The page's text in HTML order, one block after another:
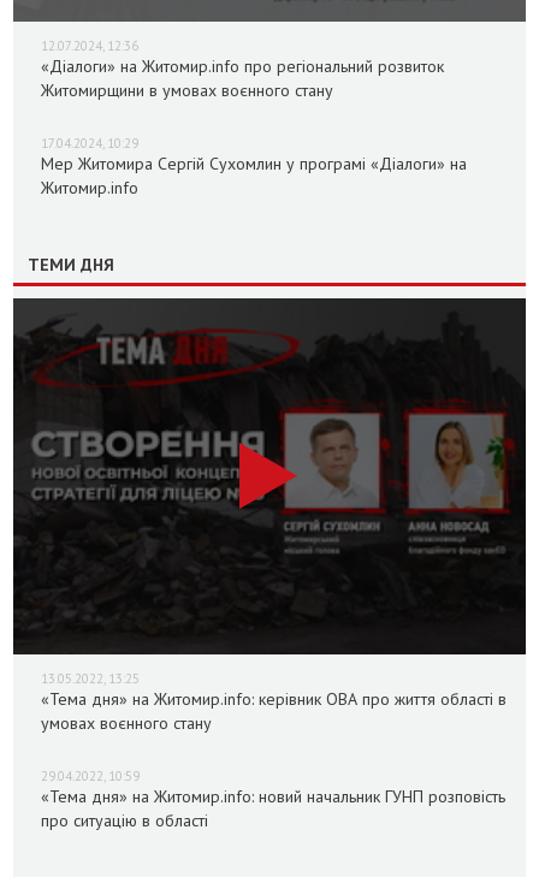
12.07.2024, 12:36
«Діалоги» на Житомир.info про регіональний розвиток
Житомирщини в умовах воєнного стану
17.04.2024, 10:29
Мер Житомира Сергій Сухомлин у програмі «Діалоги» на
Житомир.info
ТЕМИ ДНЯ
13.05.2022, 13:25
«Тема дня» на Житомир.info: керівник ОВА про життя області в
умовах воєнного стану
29.04.2022, 10:59
«Тема дня» на Житомир.info: новий начальник ГУНП розповість
про ситуацію в області